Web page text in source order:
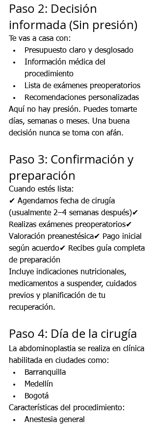
Paso 2: Decisión
informada (Sin presión)
Te vas a casa con:
Presupuesto claro y desglosado
Información médica del
procedimiento
Lista de exámenes preoperatorios
Recomendaciones personalizadas
Aquí no hay presión. Puedes tomarte
días, semanas o meses. Una buena
decisión nunca se toma con afán.
Paso 3: Confirmación y
preparación
Cuando estés lista:
✔ Agendamos fecha de cirugía
(usualmente 2–4 semanas después)✔
Realizas exámenes preoperatorios✔
Valoración preanestésica✔ Pago inicial
según acuerdo✔ Recibes guía completa
de preparación
Incluye indicaciones nutricionales,
medicamentos a suspender, cuidados
previos y planificación de tu
recuperación.
Paso 4: Día de la cirugía
La abdominoplastia se realiza en clínica
habilitada en ciudades como:
Barranquilla
Medellín
Bogotá
Características del procedimiento:
Anestesia general